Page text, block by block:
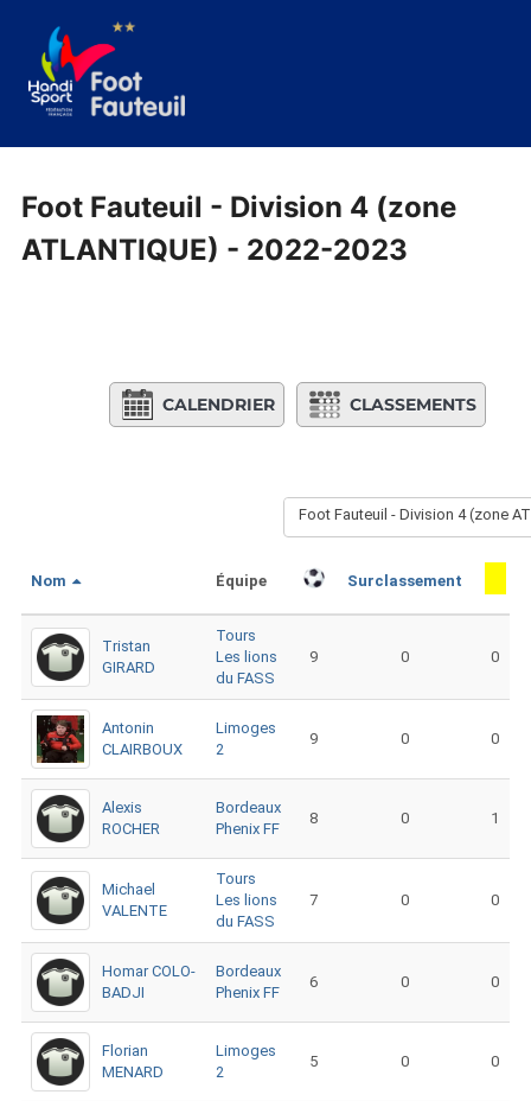
contenu
Foot Fauteuil - Division 4 (zone
ATLANTIQUE) - 2022-2023
CALENDRIER CLASSEMENTS
Foot Fauteuil - Division 4 (zone
Nom Équipe Surclassement
Tristan
GIRARD
Tours
Les lions
du FASS
9 0 0
Antonin
CLAIRBOUX
Limoges
2
9 0 0
Alexis
ROCHER
Bordeaux
Phenix FF
8 0 1
Michael
VALENTE
Tours
Les lions
du FASS
7 0 0
Homar COLO-
BADJI
Bordeaux
Phenix FF
6 0 0
Florian
MENARD
Limoges
2
5 0 0